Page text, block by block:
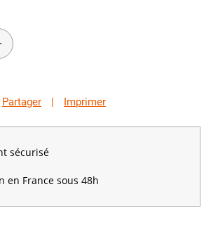
Partager | Imprimer
sécurisé
en France sous 48h